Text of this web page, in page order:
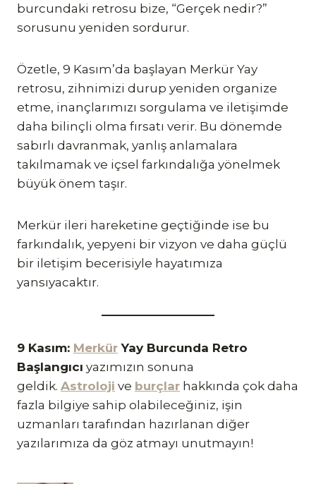
burcundaki retrosu bize, “Gerçek nedir?”
sorusunu yeniden sordurur.
Özetle, 9 Kasım’da başlayan Merkür Yay
retrosu, zihnimizi durup yeniden organize
etme, inançlarımızı sorgulama ve iletişimde
daha bilinçli olma fırsatı verir. Bu dönemde
sabırlı davranmak, yanlış anlamalara
takılmamak ve içsel farkındalığa yönelmek
büyük önem taşır.
Merkür ileri hareketine geçtiğinde ise bu
farkındalık, yepyeni bir vizyon ve daha güçlü
bir iletişim becerisiyle hayatımıza
yansıyacaktır.
9 Kasım: Merkür Yay Burcunda Retro
Başlangıcı yazımızın sonuna
geldik. Astroloji ve burçlar hakkında çok daha
fazla bilgiye sahip olabileceğiniz, işin
uzmanları tarafından hazırlanan diğer
yazılarımıza da göz atmayı unutmayın!